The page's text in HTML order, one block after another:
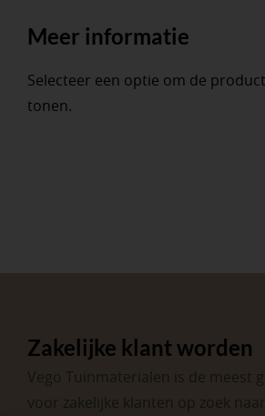
Meer informatie
Selecteer een optie om de
tonen.
Zakelijke klant worden
Vego Tuinmaterialen is de meest
voor zakelijke klanten op zoek